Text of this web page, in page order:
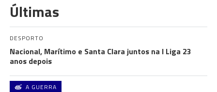
Últimas
DESPORTO
Nacional, Marítimo e Santa Clara juntos na I Liga 23
anos depois
A GUERRA